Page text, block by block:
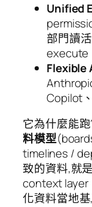
Unified
部門讀
execute
Flexible
Copilot
它為什麼能
料模型
timelines /
致的資料,就
context layer
化資料當地